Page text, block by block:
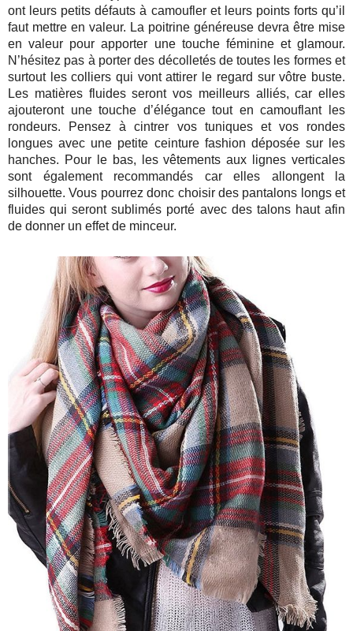
ont leurs petits défauts à camoufler et leurs points forts qu’il
faut mettre en valeur. La poitrine généreuse devra être mise
en valeur pour apporter une touche féminine et glamour.
N’hésitez pas à porter des décolletés de toutes les formes et
surtout les colliers qui vont attirer le regard sur vôtre buste.
Les matières fluides seront vos meilleurs alliés, car elles
ajouteront une touche d’élégance tout en camouflant les
rondeurs. Pensez à cintrer vos tuniques et vos rondes
longues avec une petite ceinture fashion déposée sur les
hanches. Pour le bas, les vêtements aux lignes verticales
sont également recommandés car elles allongent la
silhouette. Vous pourrez donc choisir des pantalons longs et
fluides qui seront sublimés porté avec des talons haut afin
de donner un effet de minceur.